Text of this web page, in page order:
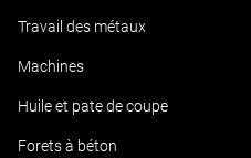
Travail des métaux
Machines
Huile et pate de coupe
Forets à béton